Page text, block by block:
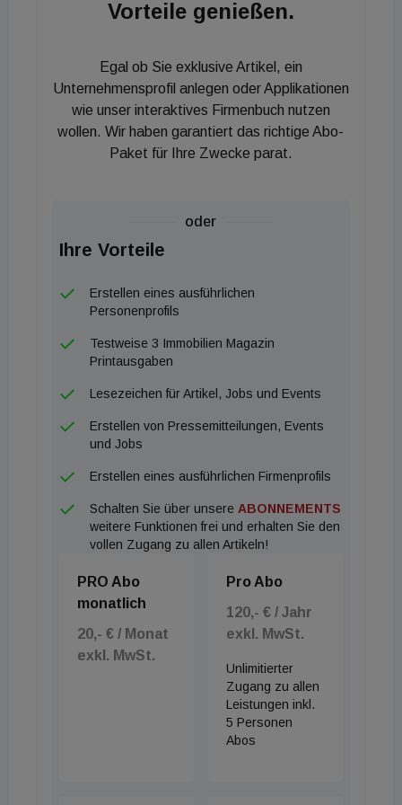
verschenkten gestern den ersten Baum im
als Hoteliers sind wir uns unserer Verantwortung für
nachhaltiges Handeln bewusst. Neben zahlreichen
anderen Aktivitäten freuen wir uns auf diesen
weiteren Schritt, konsequent die ESG
Anforderungen zu leben, gemeinsam mit unseren
man nicht über Nacht die Welt verändern. Aber wir
freuen uns, wenn wir als Primestar Group mit
unserer Baum-Aktion einen kleinen Beitrag zum
Naturschutz und zur Rettung der Regenwälder
leisten können. Und natürlich hoffen wir, dass
möglichst viele unserer Gäste das Angebot
ihren Aufenthalt ökologischer gestalten. Diese
firmenweiten ESG-Programms."
Vorteile genießen.
Egal ob Sie exklusive Artikel, ein
Unternehmensprofil anlegen oder Applikationen
wie unser interaktives Firmenbuch nutzen
wollen. Wir haben garantiert das richtige Abo-
Paket für Ihre Zwecke parat.
oder
Ihre Vorteile
Erstellen eines ausführlichen
Personenprofils
Testweise 3 Immobilien Magazin
Printausgaben
Lesezeichen für Artikel, Jobs und Events
Erstellen von Pressemitteilungen, Events
und Jobs
Erstellen eines ausführlichen Firmenprofils
Schalten Sie über unsere ABONNEMENTS
weitere Funktionen frei und erhalten Sie den
vollen Zugang zu allen Artikeln!
PRO Abo
monatlich
20,- € / Monat
exkl. MwSt.
Pro Abo
120,- € / Jahr
exkl. MwSt.
Unlimitierter
Zugang zu allen
Leistungen inkl.
5 Personen
Abos